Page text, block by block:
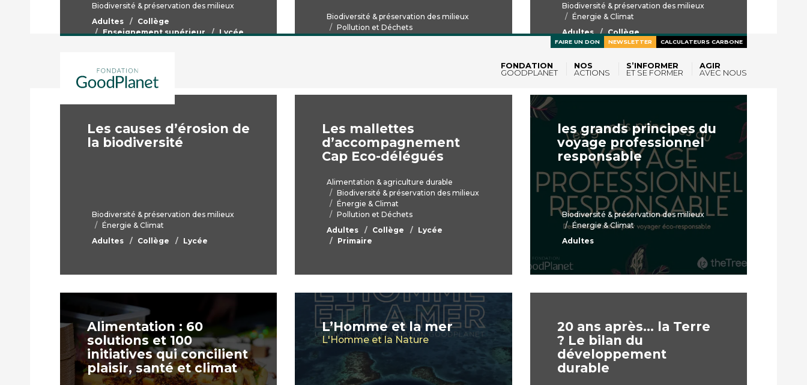
FONDATION
GOODPLANET
NOS
ACTIONS
S’INFORMER
ET SE FORMER
AGIR
AVEC NOUS
FAIRE UN DON NEWSLETTER CALCULATEURS CARBONE
Biodiversité & préservation des milieux
Adultes
Collège
Enseignement supérieur
Lycée
Biodiversité & préservation des milieux
Pollution et Déchets
Biodiversité & préservation des milieux
Énergie & Climat
Adultes
Collège
Enseignement supérieur
Lycée
Les causes d’érosion de
la biodiversité
Biodiversité & préservation des milieux
Énergie & Climat
Adultes
Collège Lycée
Les mallettes
d’accompagnement
Cap Eco-délégués
Alimentation & agriculture durable
Biodiversité & préservation des milieux
Énergie & Climat
Pollution et Déchets
Adultes
Collège
Lycée
Primaire
les grands principes du
voyage professionnel
responsable
Biodiversité & préservation des milieux
Énergie & Climat
Adultes
Alimentation : 60
solutions et 100
initiatives qui concilient
plaisir, santé et climat
L’Homme et la mer
L'Homme et la Nature
20 ans après… la Terre
? Le bilan du
développement
durable